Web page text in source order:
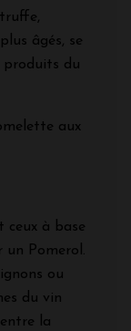
âgés, se
produits du
aux
ceux à base
un Pomerol.
ou
du vin
la